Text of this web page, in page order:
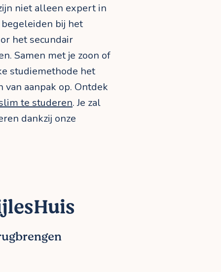
niet alleen expert in
bij het
het secundair
Samen met je zoon of
studiemethode het
aanpak op. Ontdek
te studeren. Je zal
dankzij onze